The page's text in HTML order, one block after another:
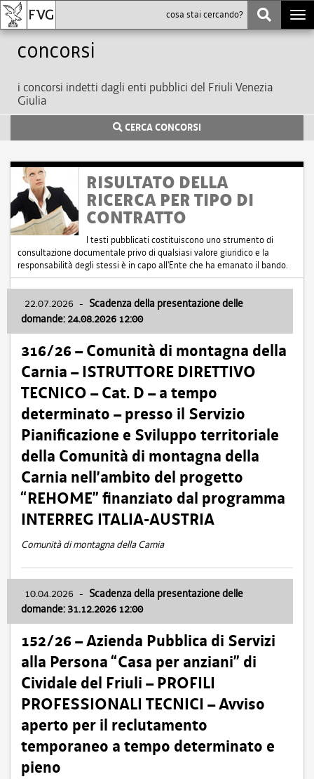
Concorsi
i concorsi indetti dagli enti pubblici del Friuli Venezia
Giulia
CERCA CONCORSI
RISULTATO DELLA
RICERCA PER TIPO DI
CONTRATTO
I testi pubblicati costituiscono uno strumento di
consultazione documentale privo di qualsiasi valore giuridico e la
responsabilità degli stessi è in capo all'Ente che ha emanato il bando.
22.07.2026 - Scadenza della presentazione delle
domande: 24.08.2026 12:00
316/26 – Comunità di montagna della
Carnia – ISTRUTTORE DIRETTIVO
TECNICO – Cat. D – a tempo
determinato – presso il Servizio
Pianificazione e Sviluppo territoriale
della Comunità di montagna della
Carnia nell’ambito del progetto
“REHOME” finanziato dal programma
INTERREG ITALIA-AUSTRIA
Comunità di montagna della Carnia
10.04.2026 - Scadenza della presentazione delle
domande: 31.12.2026 12:00
152/26 – Azienda Pubblica di Servizi
alla Persona “Casa per anziani” di
Cividale del Friuli – PROFILI
PROFESSIONALI TECNICI – Avviso
aperto per il reclutamento
temporaneo a tempo determinato e
pieno